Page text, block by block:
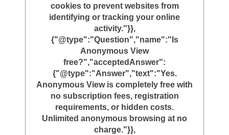
cookies to prevent websites from
identifying or tracking your online
activity."}},
{"@type":"Question","name":"Is
Anonymous View
free?","acceptedAnswer":
{"@type":"Answer","text":"Yes.
Anonymous View is completely free with
no subscription fees, registration
requirements, or hidden costs.
Unlimited anonymous browsing at no
charge."}},